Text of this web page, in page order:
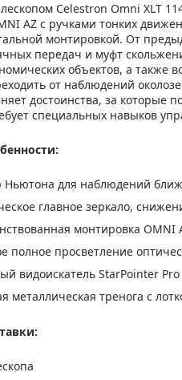
Celestron Omni XLT
AZ с ручками тонких
монтировкой. От
передач и муфт
объектов, а также
от наблюдений
достоинства, за которые
специальных навыков
Ньютона для наблюдений
главное зеркало,
монтировка
полное просветление
видоискатель StarPointer
металлическая тренога с